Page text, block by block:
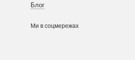
Блог
Ми в соцмережах